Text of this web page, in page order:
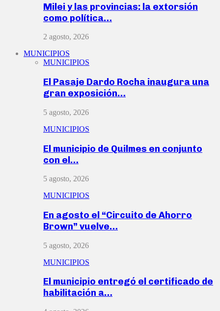
Milei y las provincias: la extorsión
como política…
2 agosto, 2026
MUNICIPIOS
MUNICIPIOS
El Pasaje Dardo Rocha inaugura una
gran exposición…
5 agosto, 2026
MUNICIPIOS
El municipio de Quilmes en conjunto
con el…
5 agosto, 2026
MUNICIPIOS
En agosto el “Circuito de Ahorro
Brown” vuelve…
5 agosto, 2026
MUNICIPIOS
El municipio entregó el certificado de
habilitación a…